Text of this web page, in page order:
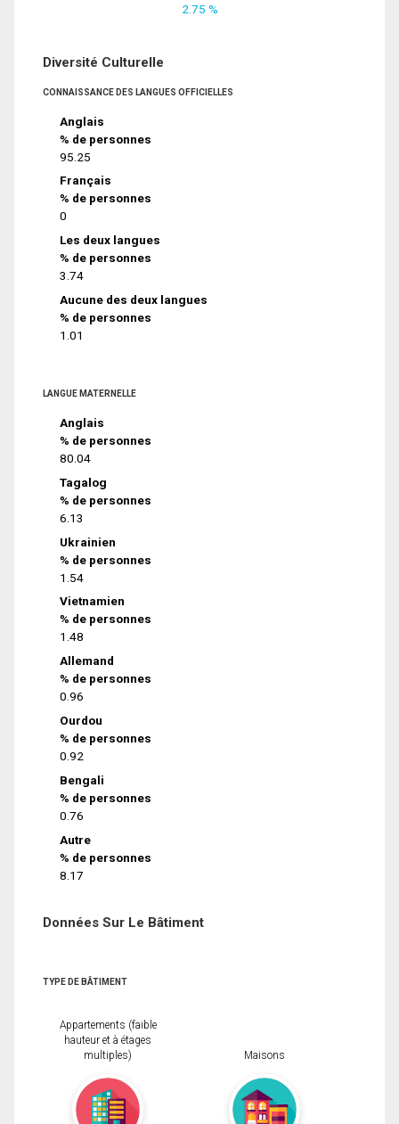
2.75 %
Diversité Culturelle
CONNAISSANCE DES LANGUES OFFICIELLES
Anglais
% de personnes
95.25
Français
% de personnes
0
Les deux langues
% de personnes
3.74
Aucune des deux langues
% de personnes
1.01
LANGUE MATERNELLE
Anglais
% de personnes
80.04
Tagalog
% de personnes
6.13
Ukrainien
% de personnes
1.54
Vietnamien
% de personnes
1.48
Allemand
% de personnes
0.96
Ourdou
% de personnes
0.92
Bengali
% de personnes
0.76
Autre
% de personnes
8.17
Données Sur Le Bâtiment
TYPE DE BÂTIMENT
Appartements (faible
hauteur et à étages
multiples)
Maisons